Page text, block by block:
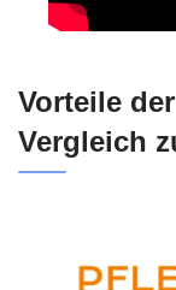
Vorteile
Vergleich